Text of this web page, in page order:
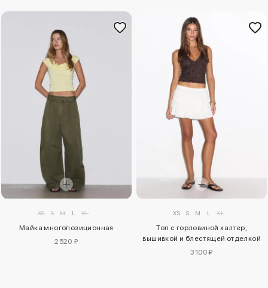
XS S M L XL
Майка многопозиционная
2520 ₽
XS S M L XL
Топ с горловиной халтер,
вышивкой и блестящей отделкой
3100 ₽